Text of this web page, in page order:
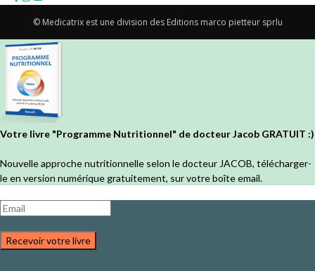
© Medicatrix est une division des Editions marco pietteur sprlu
Votre livre "Programme Nutritionnel" de docteur Jacob GRATUIT :)
Nouvelle approche nutritionnelle selon le docteur JACOB, télécharger-
le en version numérique gratuitement, sur votre boîte email.
Recevoir votre livre